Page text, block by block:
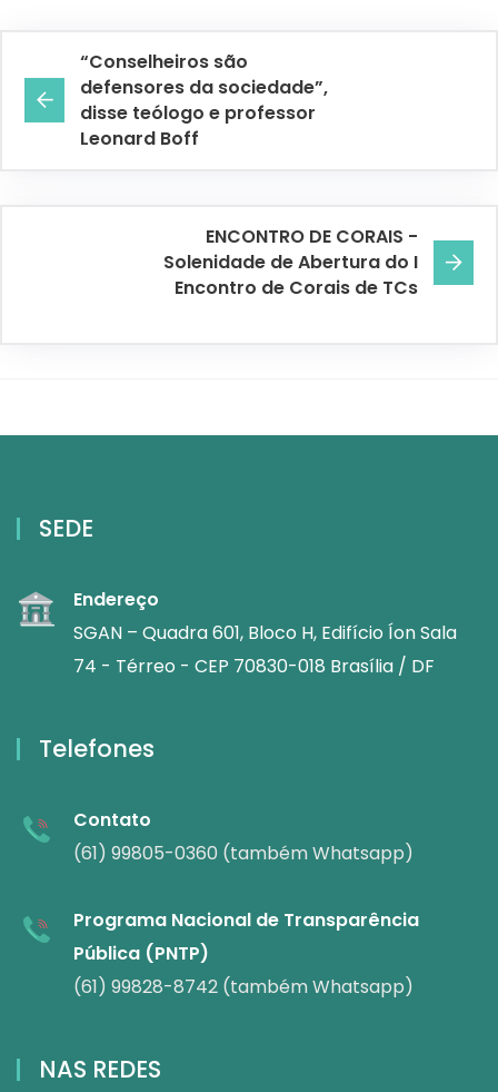
“Conselheiros são
defensores da sociedade”,
disse teólogo e professor
Leonard Boff
ENCONTRO DE CORAIS -
Solenidade de Abertura do I
Encontro de Corais de TCs
SEDE
Endereço
SGAN – Quadra 601, Bloco H, Edifício Íon Sala
74 - Térreo - CEP 70830-018 Brasília / DF
Telefones
Contato
(61) 99805-0360 (também Whatsapp)
Programa Nacional de Transparência
Pública (PNTP)
(61) 99828-8742 (também Whatsapp)
NAS REDES